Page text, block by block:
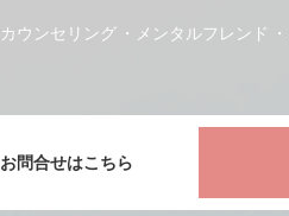
カウンセリング メンタルフレンド
お問合せはこちら